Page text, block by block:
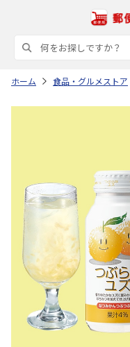
ホーム 食品・グルメストア